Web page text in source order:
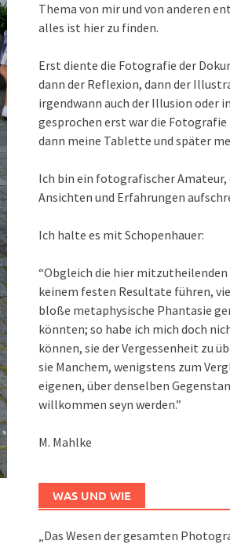
Thema von mir und von anderen
alles ist hier zu finden.
Erst diente die Fotografie der
dann der Reflexion, dann der
irgendwann auch der Illusion oder
gesprochen erst war die Fotografie
dann meine Tablette und später
Ich bin ein fotografischer Amateur,
Ansichten und Erfahrungen
Ich halte es mit Schopenhauer:
“Obgleich die hier mitzutheilenden
keinem festen Resultate führen,
bloße metaphysische Phantasie
könnten; so habe ich mich doch
können, sie der Vergessenheit zu
sie Manchem, wenigstens zum
eigenen, über denselben
willkommen seyn werden.”
M. Mahlke
WAS UND WIE
„Das We­sen der ge­sam­ten